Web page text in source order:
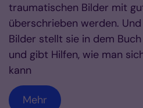
traumatischen Bilder mit
überschrieben werden.
Bilder stellt sie in dem
und gibt Hilfen, wie man
kann
Mehr